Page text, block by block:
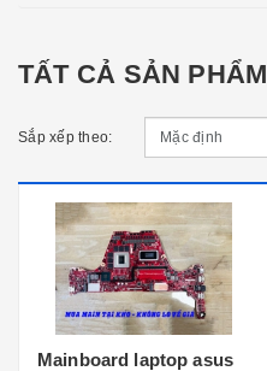
TẤT CẢ SẢN PHẨM
Sắp xếp theo:
Mainboard laptop asus